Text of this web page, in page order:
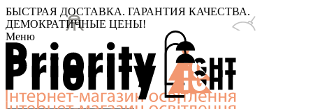
БЫСТРАЯ ДОСТАВКА. ГАРАНТИЯ КАЧЕСТВА.
ДЕМОКРАТИЧНЫЕ ЦЕНЫ!
Меню